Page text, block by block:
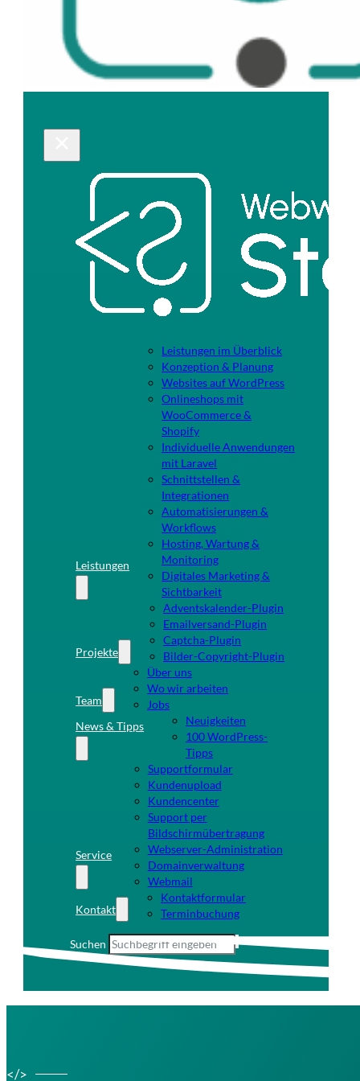
Leistungen
Leistungen im Überblick
Konzeption & Planung
Websites auf WordPress
Onlineshops mit
WooCommerce &
Shopify
Individuelle Anwendungen
mit Laravel
Schnittstellen &
Integrationen
Automatisierungen &
Workflows
Hosting, Wartung &
Monitoring
Digitales Marketing &
Sichtbarkeit
Projekte
Adventskalender-Plugin
Emailversand-Plugin
Captcha-Plugin
Bilder-Copyright-Plugin
Team
Über uns
Wo wir arbeiten
Jobs
News & Tipps
Neuigkeiten
100 WordPress-
Tipps
Service
Supportformular
Kundenupload
Kundencenter
Support per
Bildschirmübertragung
Webserver-Administration
Domainverwaltung
Webmail
Kontakt
Kontaktformular
Terminbuchung
Suchen
</>